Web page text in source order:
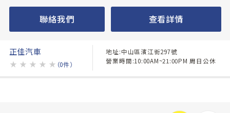
聯絡我們 查看詳情
正佳汽車
★ ★ ★ ★ ★ （0件）
地址:中山區濱江街297號
營業時間:10:00AM~21:00PM 周日公休